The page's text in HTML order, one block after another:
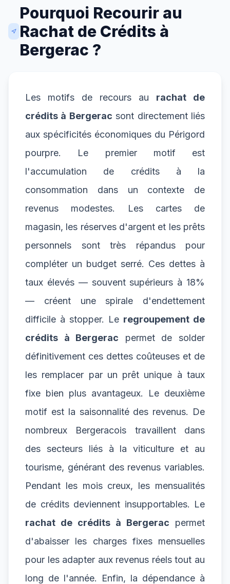
Pourquoi Recourir au
Rachat de Crédits à
Bergerac ?
Les motifs de recours au rachat de
crédits à Bergerac sont directement liés
aux spécificités économiques du Périgord
pourpre. Le premier motif est
l'accumulation de crédits à la
consommation dans un contexte de
revenus modestes. Les cartes de
magasin, les réserves d'argent et les prêts
personnels sont très répandus pour
compléter un budget serré. Ces dettes à
taux élevés — souvent supérieurs à 18%
— créent une spirale d'endettement
difficile à stopper. Le regroupement de
crédits à Bergerac permet de solder
définitivement ces dettes coûteuses et de
les remplacer par un prêt unique à taux
fixe bien plus avantageux. Le deuxième
motif est la saisonnalité des revenus. De
nombreux Bergeracois travaillent dans
des secteurs liés à la viticulture et au
tourisme, générant des revenus variables.
Pendant les mois creux, les mensualités
de crédits deviennent insupportables. Le
rachat de crédits à Bergerac permet
d'abaisser les charges fixes mensuelles
pour les adapter aux revenus réels tout au
long de l'année. Enfin, la dépendance à